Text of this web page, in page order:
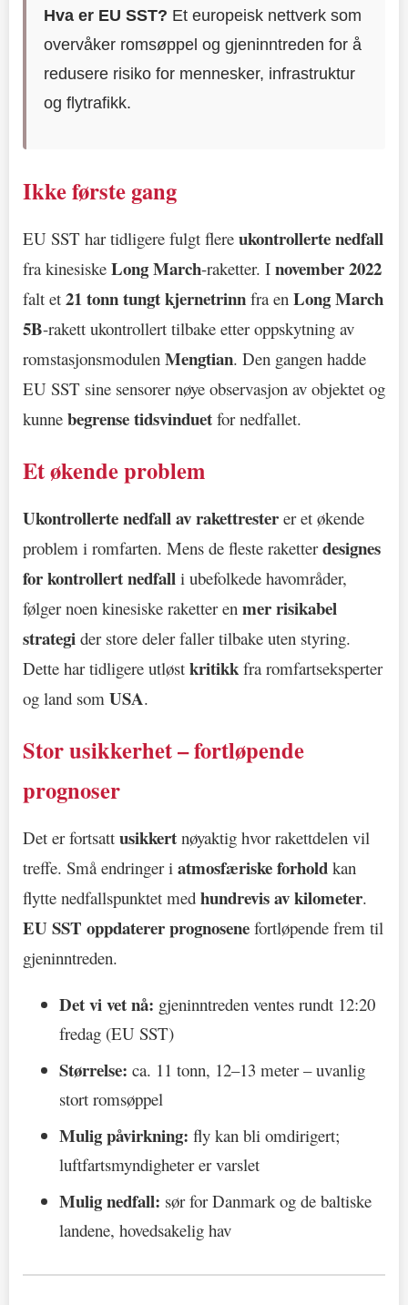
Hva er EU SST? Et europeisk nettverk som
overvåker romsøppel og gjeninntreden for å
redusere risiko for mennesker, infrastruktur
og flytrafikk.
Ikke første gang
EU SST har tidligere fulgt flere ukontrollerte nedfall
fra kinesiske Long March-raketter. I november 2022
falt et 21 tonn tungt kjernetrinn fra en Long March
5B-rakett ukontrollert tilbake etter oppskytning av
romstasjonsmodulen Mengtian. Den gangen hadde
EU SST sine sensorer nøye observasjon av objektet og
kunne begrense tidsvinduet for nedfallet.
Et økende problem
Ukontrollerte nedfall av rakettrester er et økende
problem i romfarten. Mens de fleste raketterdesignes
for kontrollert nedfall i ubefolkede havområder,
følger noen kinesiske raketter en mer risikabel
strategi der store deler faller tilbake uten styring.
Dette har tidligere utløst kritikk fra romfartseksperter
og land som USA.
Stor usikkerhet – fortløpende
prognoser
Det er fortsatt usikkert nøyaktig hvor rakettdelen vil
treffe. Små endringer i atmosfæriske forhold kan
flytte nedfallspunktet med hundrevis av kilometer.
EU SST oppdaterer prognosene fortløpende frem til
gjeninntreden.
Det vi vet nå: gjeninntreden ventes rundt 12:20
fredag (EU SST)
Størrelse: ca. 11 tonn, 12–13 meter – uvanlig
stort romsøppel
Mulig påvirkning: fly kan bli omdirigert;
luftfartsmyndigheter er varslet
Mulig nedfall: sør for Danmark og de baltiske
landene, hovedsakelig hav